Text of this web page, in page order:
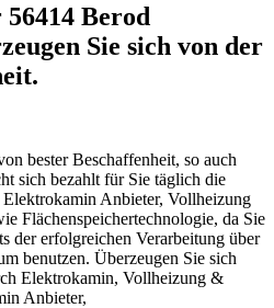
Berod
Sie sich von der
bester Beschaffenheit, so auch
sich bezahlt für Sie täglich die
Anbieter, Vollheizung
Flächenspeichertechnologie, da Sie
der erfolgreichen Verarbeitung über
benutzen. Überzeugen Sie sich
Elektrokamin, Vollheizung &
Anbieter,